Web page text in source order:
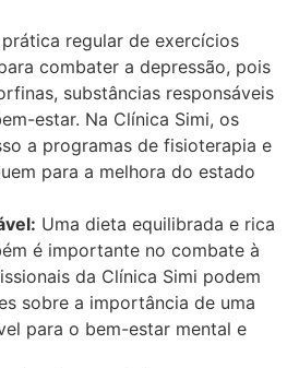
regular de exercícios
combater a depressão, pois
substâncias responsáveis
estar. Na Clínica Simi, os
a programas de fisioterapia e
para a melhora do estado
Uma dieta equilibrada e rica
é importante no combate à
da Clínica Simi podem
sobre a importância de uma
para o bem-estar mental e